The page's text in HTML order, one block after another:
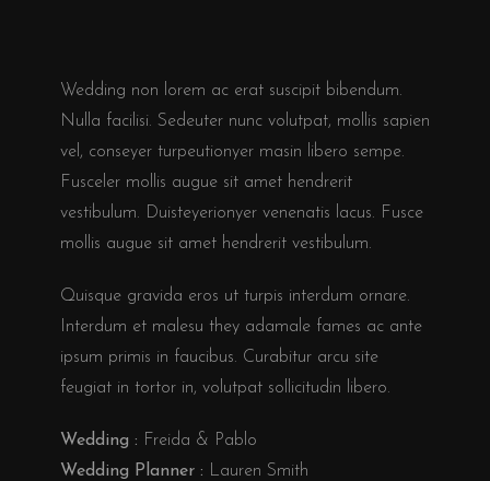
Wedding non lorem ac erat suscipit bibendum.
Nulla facilisi. Sedeuter nunc volutpat, mollis sapien
vel, conseyer turpeutionyer masin libero sempe.
Fusceler mollis augue sit amet hendrerit
vestibulum. Duisteyerionyer venenatis lacus. Fusce
mollis augue sit amet hendrerit vestibulum.
Quisque gravida eros ut turpis interdum ornare.
Interdum et malesu they adamale fames ac ante
ipsum primis in faucibus. Curabitur arcu site
feugiat in tortor in, volutpat sollicitudin libero.
Wedding : Freida & Pablo
Wedding Planner : Lauren Smith